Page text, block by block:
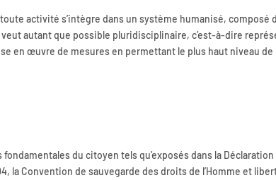
activité s’intègre dans un système humanisé, composé
autant que possible pluridisciplinaire, c’est-à-dire
en œuvre de mesures en permettant le plus haut niveau
du citoyen tels qu’exposés dans la Déclaration
la Convention de sauvegarde des droits de l’Homme et